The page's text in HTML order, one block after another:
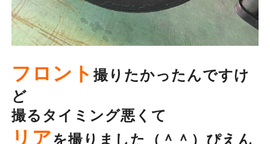
フロント 撮りたかったんですけ
ど
撮るタイミング悪くて
リアを撮りました（＾＾）ぴえん